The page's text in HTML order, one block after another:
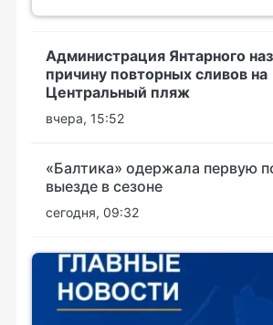
Администрация Янтарного
причину повторных сливов на
Центральный пляж
вчера, 15:52
«Балтика» одержала первую
выезде в сезоне
сегодня, 09:32